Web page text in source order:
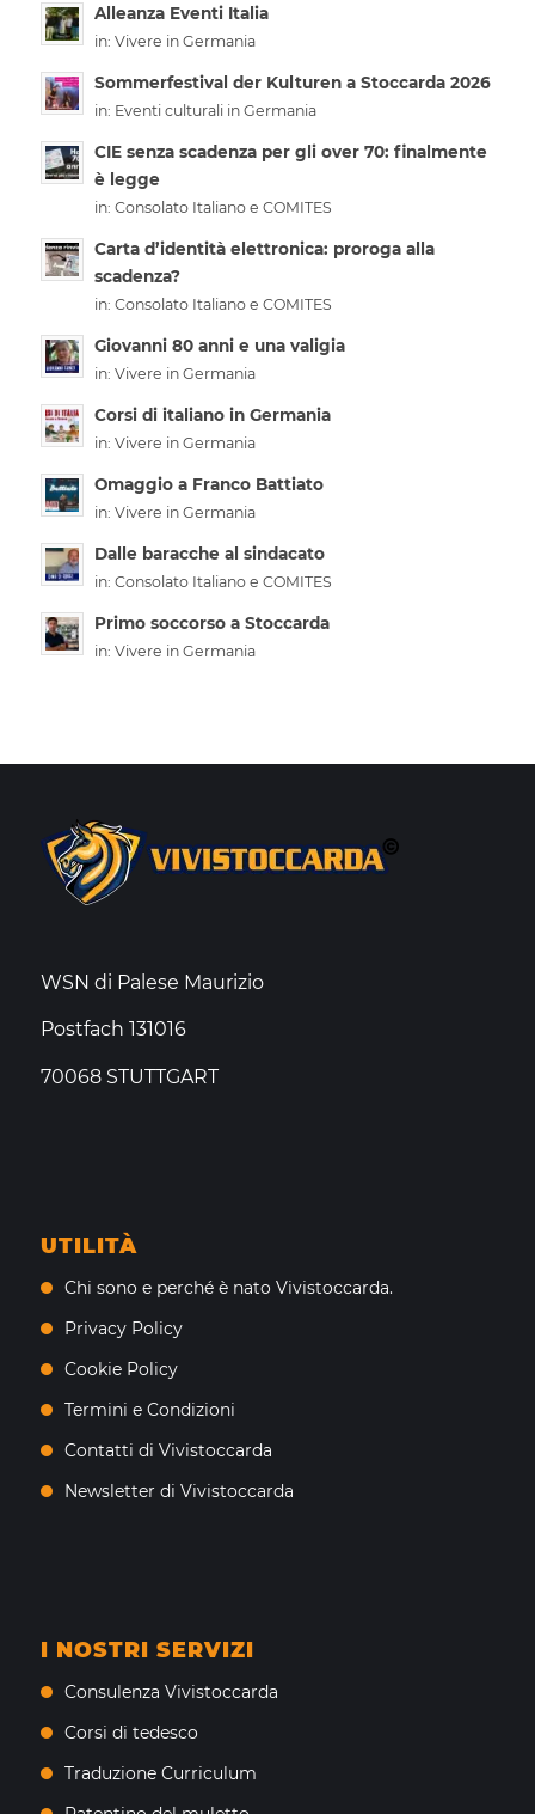
Alleanza Eventi Italia
in: Vivere in Germania
Sommerfestival der Kulturen a Stoccarda 2026
in: Eventi culturali in Germania
CIE senza scadenza per gli over 70: finalmente
è legge
in: Consolato Italiano e COMITES
Carta d’identità elettronica: proroga alla
scadenza?
in: Consolato Italiano e COMITES
Giovanni 80 anni e una valigia
in: Vivere in Germania
Corsi di italiano in Germania
in: Vivere in Germania
Omaggio a Franco Battiato
in: Vivere in Germania
Dalle baracche al sindacato
in: Consolato Italiano e COMITES
Primo soccorso a Stoccarda
in: Vivere in Germania
WSN di Palese Maurizio
Postfach 131016
70068 STUTTGART
UTILITÀ
Chi sono e perché è nato Vivistoccarda.
Privacy Policy
Cookie Policy
Termini e Condizioni
Contatti di Vivistoccarda
Newsletter di Vivistoccarda
I NOSTRI SERVIZI
Consulenza Vivistoccarda
Corsi di tedesco
Traduzione Curriculum